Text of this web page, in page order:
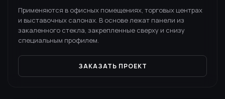
Применяются в офисных помещениях, торговых центрах
и выставочных салонах. В основе лежат панели из
закаленного стекла, закрепленные сверху и снизу
специальным профилем.
ЗАКАЗАТЬ ПРОЕКТ